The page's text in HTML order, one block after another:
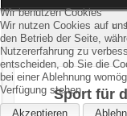
Home
Verein
Kinderschutz
Sport für
Wir benutzen Cookies
Wir nutzen Cookies auf
den Betrieb der Seite,
Nutzererfahrung zu
entscheiden, ob Sie die
bei einer Ablehnung
Verfügung stehen.
Akzeptieren